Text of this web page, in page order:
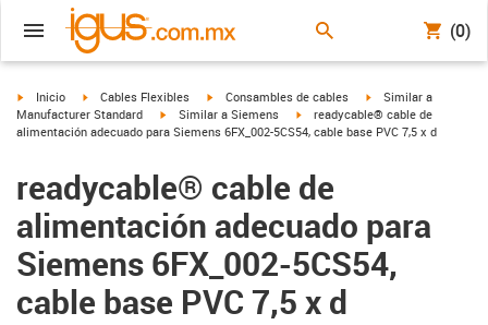
(0)
igus-icon-arrow-right
Inicio igus-icon-arrow-right
Cables Flexibles igus-icon-arrow-right
Consambles de cables igus-icon-arrow-right
Similar a
Manufacturer Standard
igus-icon-arrow-right
Similar a Siemens igus-icon-arrow-right
readycable® cable de
alimentación adecuado para Siemens 6FX_002-5CS54, cable base PVC 7,5 x d
readycable® cable de
alimentación adecuado para
Siemens 6FX_002-5CS54,
cable base PVC 7,5 x d